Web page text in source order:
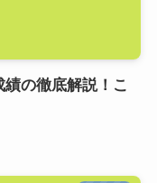
績の徹底解説！こ